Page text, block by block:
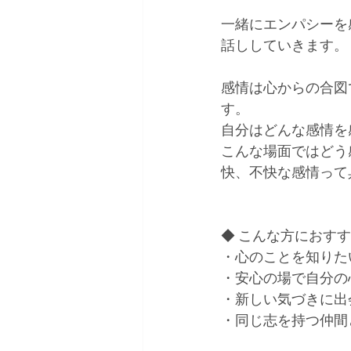
一緒にエンパシー
話ししていきます。
感情は心からの合
す。
自分はどんな感情
こんな場面ではど
快、不快な感情っ
◆ こんな方におす
・心のことを知り
・安心の場で自分
・新しい気づきに
・同じ志を持つ仲